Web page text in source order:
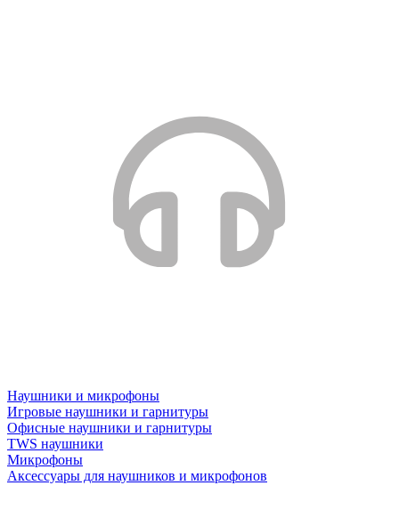
Наушники и микрофоны
Игровые наушники и гарнитуры
Офисные наушники и гарнитуры
TWS наушники
Микрофоны
Аксессуары для наушников и микрофонов